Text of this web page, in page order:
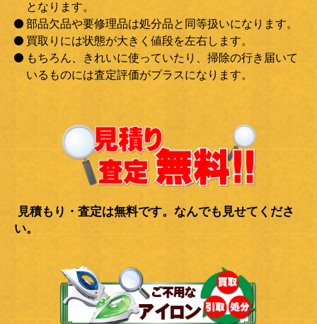
となります。
部品欠品や要修理品は処分品と同等扱いになります。
買取りには状態が大きく値段を左右します。
もちろん、きれいに使っていたり、掃除の行き届いて
いるものには査定評価がプラスになります。
見積もり・査定は無料です。なんでも見せてくださ
い。